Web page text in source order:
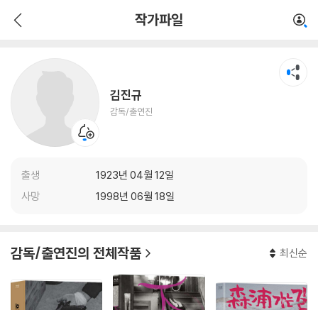
작가파일
김진규
감독/출연진
출생
1923년 04월 12일
사망
1998년 06월 18일
감독/출연진의 전체작품 최신순